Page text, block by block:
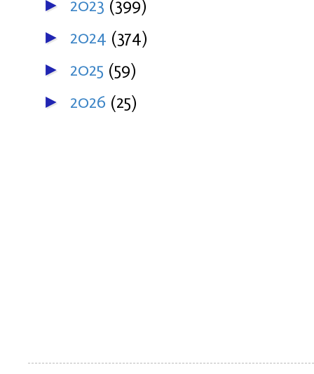
► 2023 (399)
► 2024 (374)
► 2025 (59)
► 2026 (25)